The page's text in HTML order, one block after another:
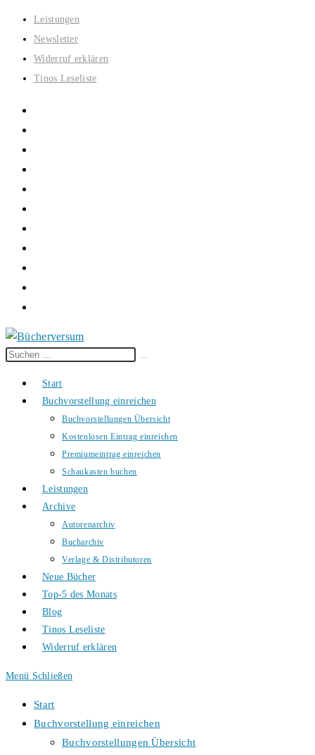
Zum
Inhalt
springen
Leistungen
Newsletter
Widerruf erklären
Tinos Leseliste
Diese
durchsuchen
Start
Buchvorstellung einreichen
Buchvorstellungen Übersicht
Kostenlosen Eintrag einreichen
Premiumeintrag einreichen
Schaukasten buchen
Leistungen
Archive
Autorenarchiv
Bucharchiv
Verlage & Distributoren
Neue Bücher
Top-5 des Monats
Blog
Tinos Leseliste
Widerruf erklären
Menü Schließen
Start
Buchvorstellung einreichen
Buchvorstellungen Übersicht